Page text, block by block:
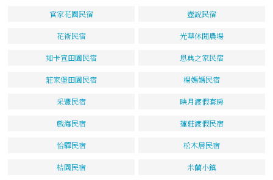
官家花園民宿 壺說民宿
花術民宿 光華休閒農場
知卡宣田園民宿 恩典之家民宿
莊家堡田園民宿 楊媽媽民宿
采豐民宿 映月渡假套房
戲海民宿 蓮莊渡假民宿
怡驛民宿 松木居民宿
桔園民宿 米蘭小鎮